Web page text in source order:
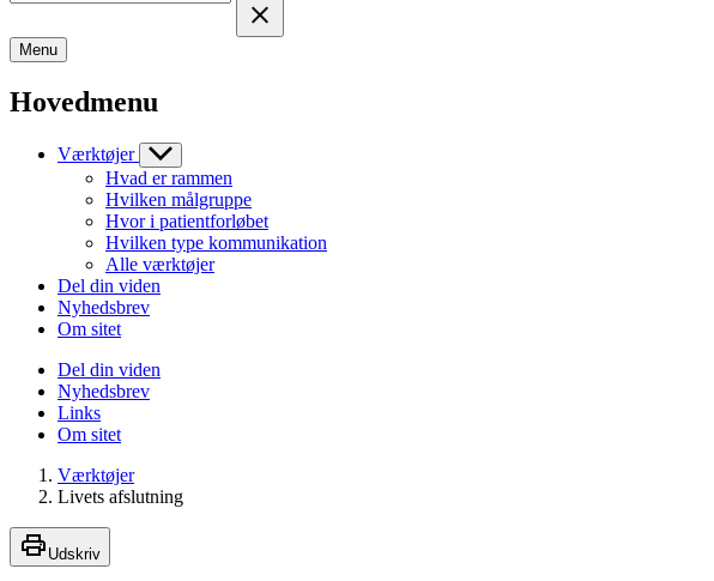
Menu
Hovedmenu
Værktøjer
Hvad er rammen
Hvilken målgruppe
Hvor i patientforløbet
Hvilken type kommunikation
Alle værktøjer
Del din viden
Nyhedsbrev
Om sitet
Del din viden
Nyhedsbrev
Links
Om sitet
Værktøjer
Livets afslutning
Udskriv